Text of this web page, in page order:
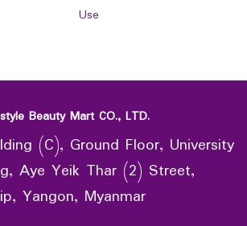
Use
Beauty Mart CO., LTD.
(C), Ground Floor, University
Aye Yeik Thar (2) Street,
Yangon, Myanmar